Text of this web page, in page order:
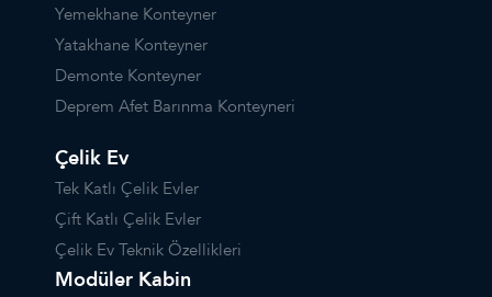
Yemekhane Konteyner
Yatakhane Konteyner
Demonte Konteyner
Deprem Afet Barınma Konteyneri
Çelik Ev
Tek Katlı Çelik Evler
Çift Katlı Çelik Evler
Çelik Ev Teknik Özellikleri
Modüler Kabin